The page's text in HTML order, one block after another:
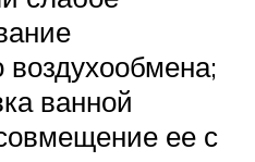
воздухообмена;
ванной
ее с